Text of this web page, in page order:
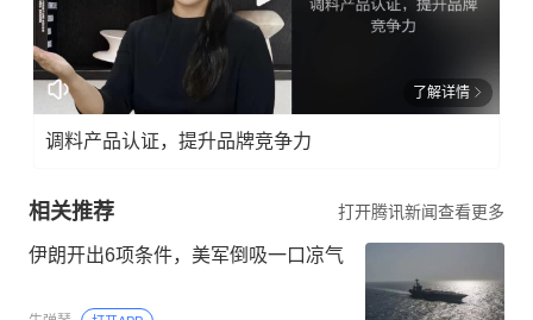
了解详情
调料产品认证，提升品牌竞争力
相关推荐 打开腾讯新闻查看更多
伊朗开出6项条件，美军倒吸一口凉气